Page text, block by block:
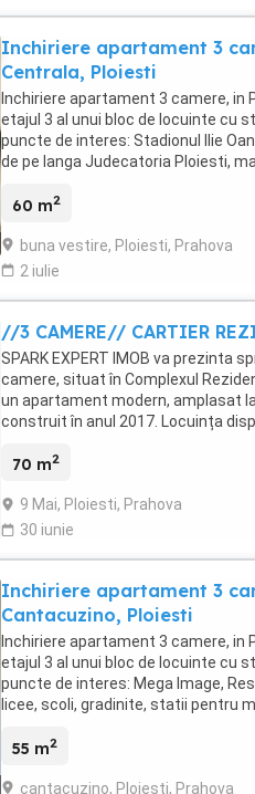
Inchiriere apartament 3
Centrala, Ploiesti
Inchiriere apartament 3 camere, in
etajul 3 al unui bloc de locuinte cu
puncte de interes: Stadionul Ilie
de pe langa Judecatoria Ploiesti,
60 m2
buna vestire, Ploiesti, Prahova
2 iulie
//3 CAMERE// CARTIER
SPARK EXPERT IMOB va prezinta
camere, situat în Complexul
un apartament modern, amplasat
construit în anul 2017. Locuința
70 m2
9 Mai, Ploiesti, Prahova
30 iunie
Inchiriere apartament 3
Cantacuzino, Ploiesti
Inchiriere apartament 3 camere,
etajul 3 al unui bloc de locuinte cu
puncte de interes: Mega Image,
licee, scoli, gradinite, statii pentru
55 m2
cantacuzino, Ploiesti, Prahova